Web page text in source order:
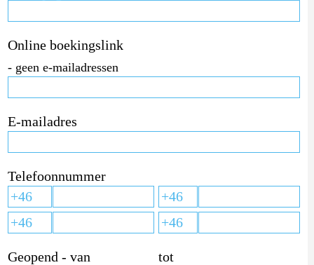
Online boekingslink
- geen e-mailadressen
E-mailadres
Telefoonnummer
Geopend - van tot